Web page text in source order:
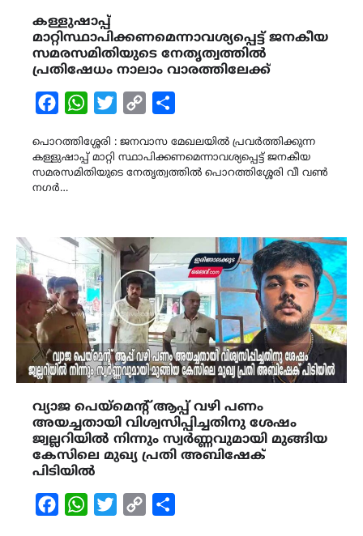
കള്ളുഷാപ്പ്
മാറ്റിസ്ഥാപിക്കണമെന്നാവശ്യപ്പെട്ട് ജനകീയ
സമരസമിതിയുടെ നേതൃത്വത്തിൽ
പ്രതിഷേധം നാലാം വാരത്തിലേക്ക്
FacebookWhatsAppTwitterCopy
പൊറത്തിശ്ശേരി : ജനവാസ മേഖലയിൽ പ്രവർത്തിക്കുന്ന
കള്ളുഷാപ്പ് മാറ്റി സ്ഥാപിക്കണമെന്നാവശ്യപ്പെട്ട് ജനകീയ
സമരസമിതിയുടെ നേതൃത്വത്തിൽ പൊറത്തിശ്ശേരി വീ വൺ
നഗർ…
വ്യാജ പെയ്മെന്റ് ആപ്പ് വഴി പണം
അയച്ചതായി വിശ്വസിപ്പിച്ചതിനു ശേഷം
ജ്വല്ലറിയിൽ നിന്നും സ്വർണ്ണവുമായി മുങ്ങിയ
കേസിലെ മുഖ്യ പ്രതി അബിഷേക്
പിടിയിൽ
FacebookWhatsAppTwitterCopy